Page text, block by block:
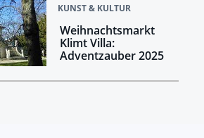
KUNST & KULTUR
Weihnachtsmarkt
Klimt Villa:
Adventzauber 2025